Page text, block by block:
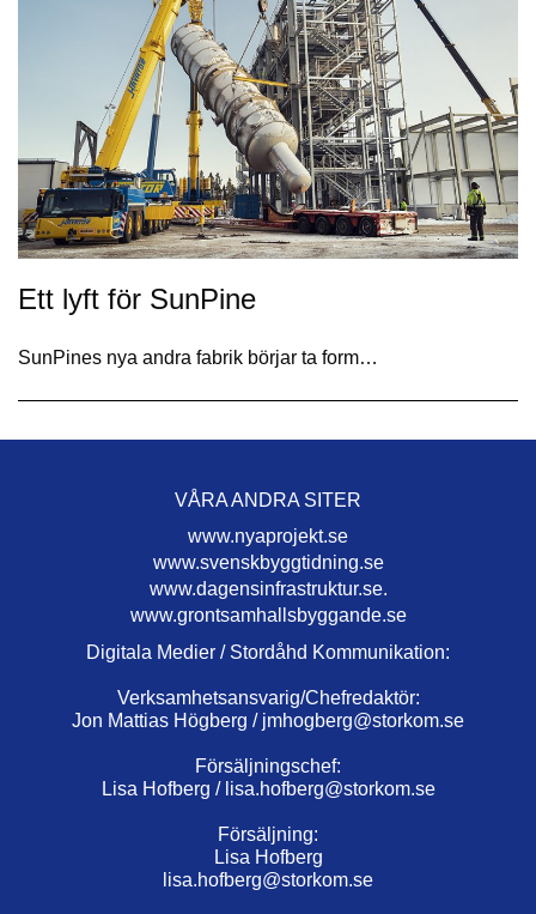
Ett lyft för SunPine
​SunPines nya andra fabrik börjar ta form…
VÅRA ANDRA SITER
www.nyaprojekt.se
www.svenskbyggtidning.se
www.dagensinfrastruktur.se.
www.grontsamhallsbyggande.se
Digitala Medier / Stordåhd Kommunikation:
Verksamhetsansvarig/Chefredaktör:
Jon Mattias Högberg / jmhogberg@storkom.se
Försäljningschef:
Lisa Hofberg / lisa.hofberg@storkom.se
Försäljning:
Lisa Hofberg
lisa.hofberg@storkom.se